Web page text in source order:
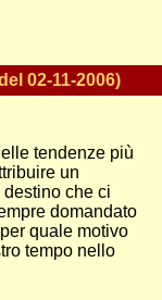
02-11-2006)
tendenze più
un
che ci
domandato
quale motivo
tempo nello